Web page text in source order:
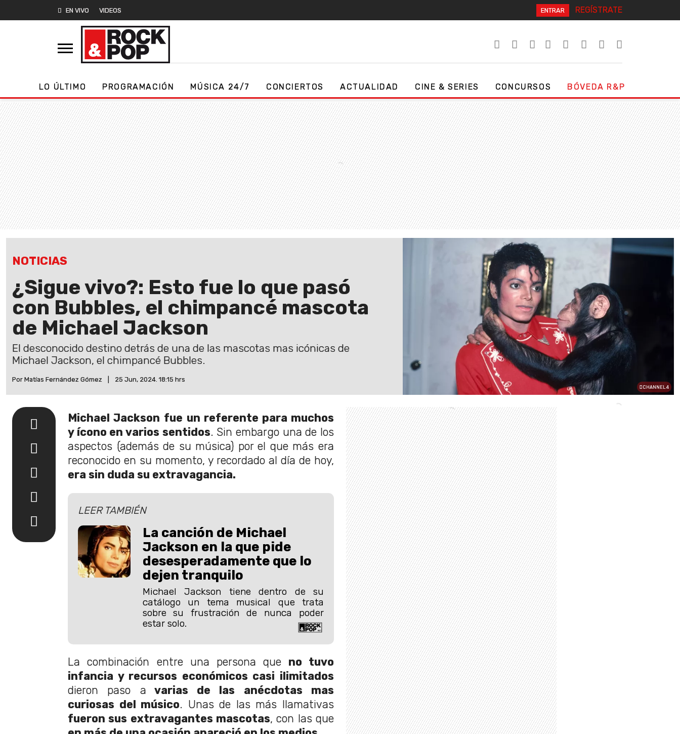
EN VIVO VIDEOS ENTRAR REGÍSTRATE
LO ÚLTIMO PROGRAMACIÓN MÚSICA 24/7 CONCIERTOS ACTUALIDAD CINE & SERIES CONCURSOS BÓVEDA R&P
NOTICIAS
¿Sigue vivo?: Esto fue lo que pasó
con Bubbles, el chimpancé mascota
de Michael Jackson
El desconocido destino detrás de una de las mascotas mas icónicas de
Michael Jackson, el chimpancé Bubbles.
Por Matías Fernández Gómez 25 Jun, 2024. 18:15 hrs
CHANNEL 4
Michael Jackson fue un referente para muchos
y ícono en varios sentidos. Sin embargo una de los
aspectos (además de su música) por el que más era
reconocido en su momento, y recordado al día de hoy,
era sin duda su extravagancia.
LEER TAMBIÉN
La canción de Michael
Jackson en la que pide
desesperadamente que lo
dejen tranquilo
Michael Jackson tiene dentro de su
catálogo un tema musical que trata
sobre su frustración de nunca poder
estar solo.
La combinación entre una persona que no tuvo
infancia y recursos económicos casi ilimitados
dieron paso a varias de las anécdotas mas
curiosas del músico. Unas de las más llamativas
fueron sus extravagantes mascotas, con las que